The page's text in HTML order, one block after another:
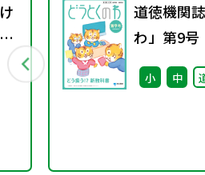
道徳機関
わ」第9号
号）
小 中